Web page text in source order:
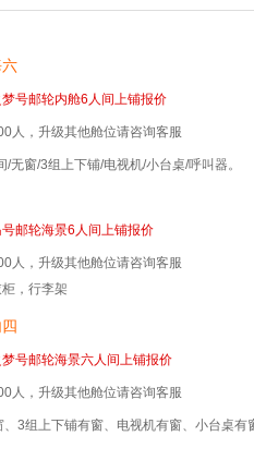
号邮轮内舱6人间上铺报价
人，升级其他舱位请咨询客服
/无窗/3组上下铺/电视机/小台桌/呼叫器。
邮轮海景6人间上铺报价
人，升级其他舱位请咨询客服
，行李架
号邮轮海景六人间上铺报价
人，升级其他舱位请咨询客服
3组上下铺有窗、电视机有窗、小台桌有